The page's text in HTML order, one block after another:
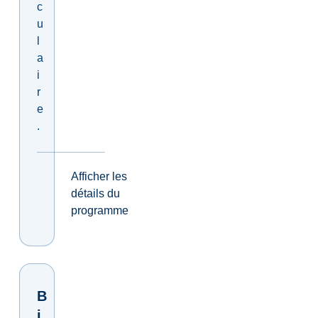
c
u
a
i
r
e
.
Afficher les
détails du
programme
B
i